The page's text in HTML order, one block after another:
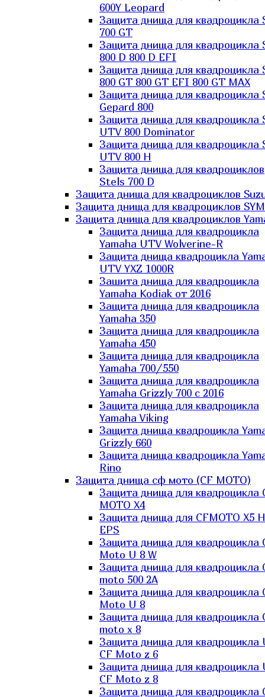
600Y Leopard
Защита днища для квадроцикла
700 GT
Защита днища для квадроцикла
800 D 800 D EFI
Защита днища для квадроцикла
800 GT 800 GT EFI 800 GT MAX
Защита днища для квадроцикла
Gepard 800
Защита днища для квадроцикла
UTV 800 Dominator
Защита днища для квадроцикла
UTV 800 H
Защита днища для квадроциклов
Stels 700 D
Защита днища для квадроциклов
Защита днища для квадроциклов SYM
Защита днища для квадроциклов
Защита днища для квадроцикла
Yamaha UTV Wolverine-R
Защита днища квадроцикла
UTV YXZ 1000R
Зашита днища для квадроцикла
Yamaha Kodiak от 2016
Защита днища для квадроцикла
Yamaha 350
Защита днища для квадроцикла
Yamaha 450
Защита днища для квадроцикла
Yamaha 700/550
Защита днища для квадроцикла
Yamaha Grizzly 700 с 2016
Защита днища для квадроцикла
Yamaha Viking
Защита днища квадроцикла
Grizzly 660
Защита днища квадроцикла
Rino
Защита днища сф мото (CF MOTO)
Защита днища для квадроцикла
MOTO X4
Защита днища для CFMOTO X5
EPS
Защита днища для квадроцикла
Moto U 8 W
Защита днища для квадроцикла
moto 500 2A
Защита днища для квадроцикла
Moto U 8
Защита днища для квадроцикла
moto x 8
Защита днища для квадроцикла
CF Moto z 6
Защита днища для квадроцикла
CF Moto z 8
Защита днища для квадроцикла